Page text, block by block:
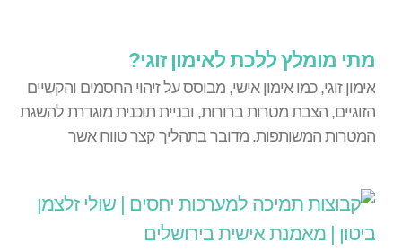
מתי מומלץ ללכת לאימון זוגי?
אימון זוגי, כמו אימון אישי, מבוסס על זיהוי החסמים והקשיים
הזוגיים, הצבת מטרות ברורות, ובניית תוכנית מוגדרת להשגת
המטרות המשותפות. מדובר בתהליך קצר טווח אשר